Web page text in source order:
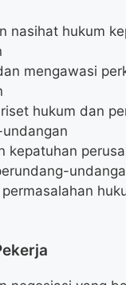
nasihat hukum
mengawasi
hukum dan
kepatuhan